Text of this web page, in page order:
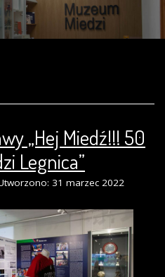
„Hej Miedź!!! 50
Legnica”
31 marzec 2022